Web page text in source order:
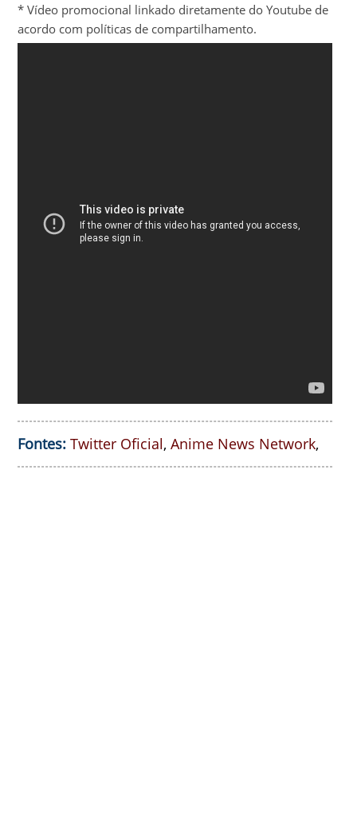
* Vídeo promocional linkado diretamente do Youtube de
acordo com políticas de compartilhamento.
Fontes: Twitter Oficial, Anime News Network,